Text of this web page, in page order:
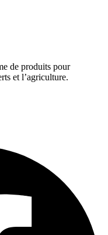
de produits pour
et l’agriculture.